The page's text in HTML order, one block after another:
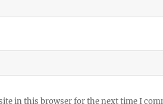
in this browser for the next time I